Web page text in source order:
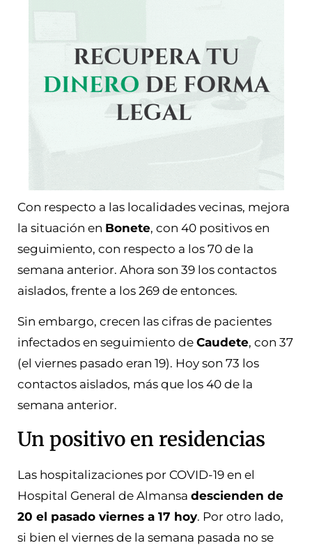
Con respecto a las localidades vecinas, mejora
la situación en Bonete, con 40 positivos en
seguimiento, con respecto a los 70 de la
semana anterior. Ahora son 39 los contactos
aislados, frente a los 269 de entonces.
Sin embargo, crecen las cifras de pacientes
infectados en seguimiento de Caudete, con 37
(el viernes pasado eran 19). Hoy son 73 los
contactos aislados, más que los 40 de la
semana anterior.
Un positivo en residencias
Las hospitalizaciones por COVID-19 en el
Hospital General de Almansa descienden de
20 el pasado viernes a 17 hoy. Por otro lado,
si bien el viernes de la semana pasada no se